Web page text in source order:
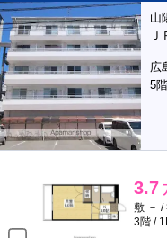
山
広
5
3.7
敷 － /
3階 /